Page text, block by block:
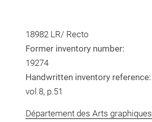
18982 LR/ Recto
Former inventory number:
19274
Handwritten inventory reference:
vol.8, p.51
Département des Arts graphiques